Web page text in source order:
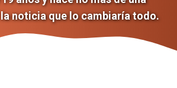
noticia que lo cambiaría todo.